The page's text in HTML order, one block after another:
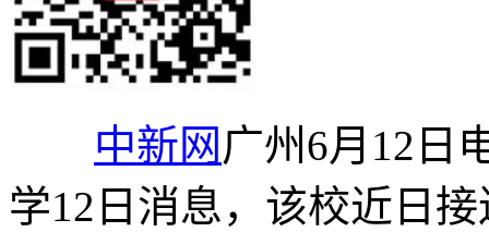
中新网 广州6月12日
学12日消息，该校近日